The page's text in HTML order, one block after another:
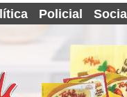
Policial